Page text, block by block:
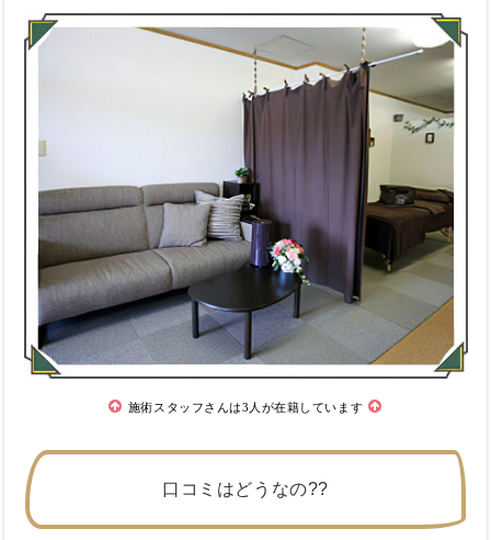
施術スタッフさんは3人が在籍しています
口コミはどうなの??